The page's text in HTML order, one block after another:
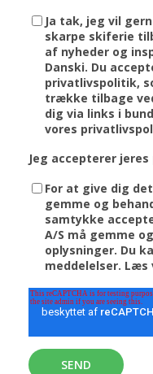
Ja tak, jeg vil
skarpe skiferie
af nyheder og
Danski. Du
privatlivspolitik,
trække tilbage
dig via links i
vores
Jeg accepterer
For at give dig
gemme og
samtykke
A/S må gemme
oplysninger. Du
meddelelser.